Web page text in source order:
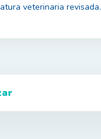
veterinaria revisada.